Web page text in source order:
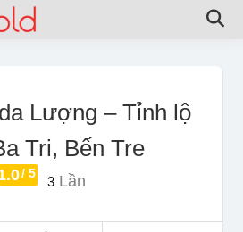
Lượng – Tỉnh lộ
Tri, Bến Tre
/ 5
3 Lần